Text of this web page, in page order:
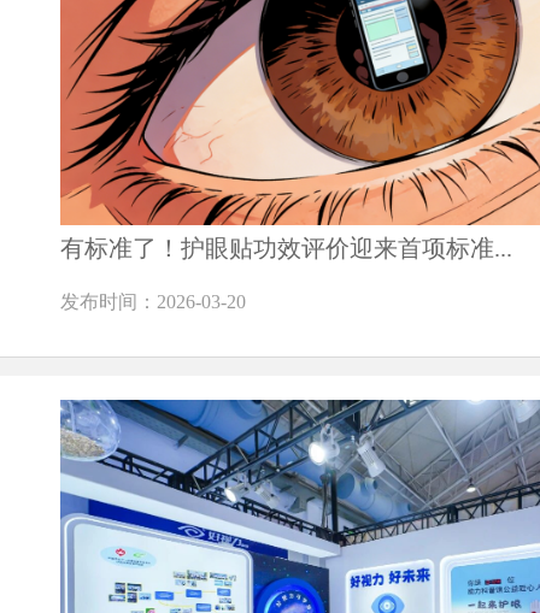
有标准了！护眼贴功效评价迎来首项标准...
发布时间：2026-03-20